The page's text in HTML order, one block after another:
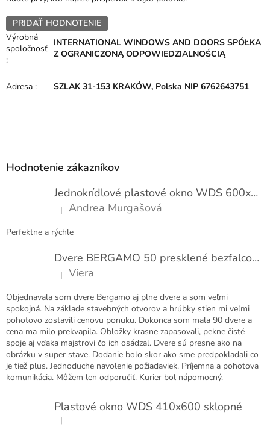
PRIDAŤ HODNOTENIE
Výrobná
spoločnosť
:
INTERNATIONAL WINDOWS AND DOORS SPÓŁKA
Z OGRANICZONĄ ODPOWIEDZIALNOŚCIĄ
Adresa : SZLAK 31-153 KRAKÓW, Polska NIP 6762643751
Hodnotenie zákazníkov
Jednokrídlové plastové okno WDS 600x1000
Hodnotenie produktu je 5 z 5 hviezdičiek.
| Andrea Murgašová
Perfektne a rýchle
Dvere BERGAMO 50 presklené bezfalcové EXTRA
Hodnotenie produktu je 5 z 5 hviezdičiek.
| Viera
Objednavala som dvere Bergamo aj plne dvere a som veľmi
spokojná. Na základe stavebných otvorov a hrúbky stien mi veľmi
pohotovo zostavili cenovu ponuku. Dokonca som mala 90 dvere a
cena ma milo prekvapila. Obložky krasne zapasovali, pekne čisté
spoje aj vďaka majstrovi čo ich osádzal. Dvere sú presne ako na
obrázku v super stave. Dodanie bolo skor ako sme predpokladali co
je tiež plus. Jednoduche navolenie požiadaviek. Príjemna a pohotova
komunikácia. Môžem len odporučiť. Kurier bol nápomocný.
Plastové okno WDS 410x600 sklopné
Hodnotenie produktu je 5 z 5 hviezdičiek.
|